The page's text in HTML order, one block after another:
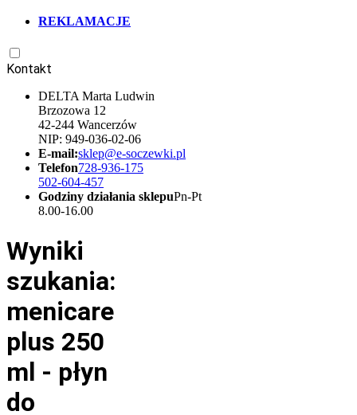
REKLAMACJE
Kontakt
DELTA Marta Ludwin
Brzozowa 12
42-244 Wancerzów
NIP: 949-036-02-06
E-mail:sklep@e-soczewki.pl
Telefon728-936-175
502-604-457
Godziny działania sklepuPn-Pt
8.00-16.00
Wyniki
szukania:
menicare
plus 250
ml - płyn
do